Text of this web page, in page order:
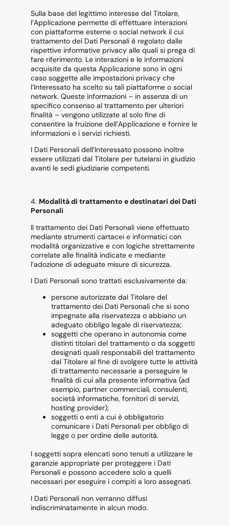
Sulla base del legittimo interesse del Titolare,
l’Applicazione permette di effettuare interazioni
con piattaforme esterne o social network il cui
trattamento dei Dati Personali è regolato dalle
rispettive informative privacy alle quali si prega di
fare riferimento. Le interazioni e le informazioni
acquisite da questa Applicazione sono in ogni
caso soggette alle impostazioni privacy che
l’Interessato ha scelto su tali piattaforme o social
network. Queste informazioni – in assenza di un
specifico consenso al trattamento per ulteriori
finalità – vengono utilizzate al solo fine di
consentire la fruizione dell’Applicazione e fornire le
informazioni e i servizi richiesti.
I Dati Personali dell’Interessato possono inoltre
essere utilizzati dal Titolare per tutelarsi in giudizio
avanti le sedi giudiziarie competenti.
4. Modalità di trattamento e destinatari dei Dati
Personali
Il trattamento dei Dati Personali viene effettuato
mediante strumenti cartacei e informatici con
modalità organizzative e con logiche strettamente
correlate alle finalità indicate e mediante
l’adozione di adeguate misure di sicurezza.
I Dati Personali sono trattati esclusivamente da:
persone autorizzate dal Titolare del
trattamento dei Dati Personali che si sono
impegnate alla riservatezza o abbiano un
adeguato obbligo legale di riservatezza;
soggetti che operano in autonomia come
distinti titolari del trattamento o da soggetti
designati quali responsabili del trattamento
dal Titolare al fine di svolgere tutte le attività
di trattamento necessarie a perseguire le
finalità di cui alla presente informativa (ad
esempio, partner commerciali, consulenti,
società informatiche, fornitori di servizi,
hosting provider);
soggetti o enti a cui è obbligatorio
comunicare i Dati Personali per obbligo di
legge o per ordine delle autorità.
I soggetti sopra elencati sono tenuti a utilizzare le
garanzie appropriate per proteggere i Dati
Personali e possono accedere solo a quelli
necessari per eseguire i compiti a loro assegnati.
I Dati Personali non verranno diffusi
indiscriminatamente in alcun modo.